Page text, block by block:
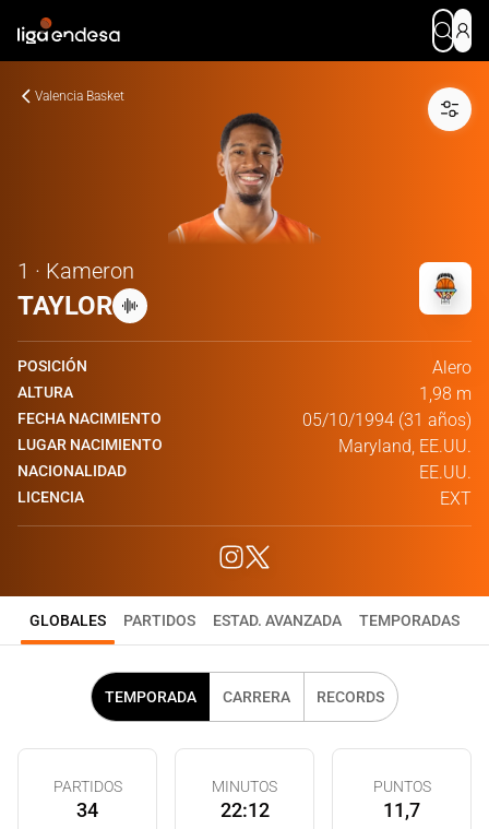
Valencia Basket
1 · Kameron
TAYLOR
POSICIÓN Alero
ALTURA 1,98 m
FECHA NACIMIENTO 05/10/1994 (31 años)
LUGAR NACIMIENTO Maryland, EE.UU.
NACIONALIDAD EE.UU.
LICENCIA EXT
GLOBALES PARTIDOS ESTAD. AVANZADA TEMPORADAS
TEMPORADA CARRERA RECORDS
PARTIDOS
34
MINUTOS
22:12
PUNTOS
11,7